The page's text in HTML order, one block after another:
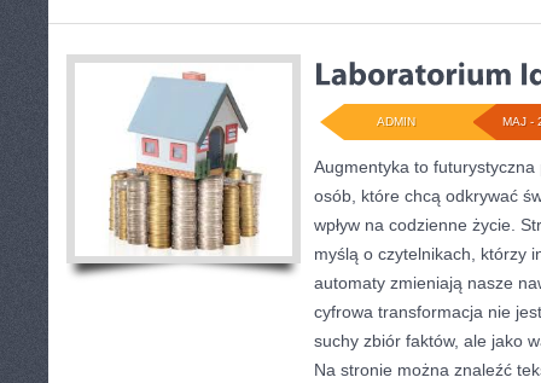
MAJ -
ADMIN
Augmentyka to
osób, które chcą odkrywać
wpływ na codzienne życie.
myślą o czytelnikach, którzy
automaty zmieniają nasze
cyfrowa transformacja nie
suchy zbiór faktów, ale jako
Na stronie można znaleźć